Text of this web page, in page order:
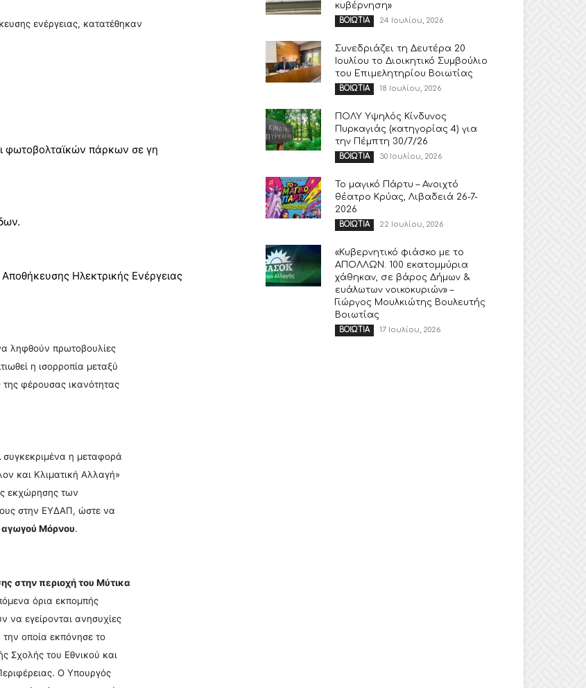
ενέργειας, κατατέθηκαν
φωτοβολταϊκών πάρκων σε γη
Ηλεκτρικής Ενέργειας
ληφθούν πρωτοβουλίες
η ισορροπία μεταξύ
της φέρουσας ικανότητας
συγκεκριμένα η μεταφορά
και Κλιματική Αλλαγή»
εκχώρησης των
στην ΕΥΔΑΠ, ώστε να
αγωγού Μόρνου.
στην περιοχή του Μύτικα
όρια εκπομπής
να εγείρονται ανησυχίες
οποία εκπόνησε το
Σχολής του Εθνικού και
Ο Υπουργός
κυβέρνηση»
ΒΟΙΩΤΙΑ 24 Ιουλίου, 2026
Συνεδριάζει τη Δευτέρα 20
Ιουλίου το Διοικητικό Συμβούλιο
του Επιμελητηρίου Βοιωτίας
ΒΟΙΩΤΙΑ 18 Ιουλίου, 2026
ΠΟΛΥ Υψηλός Κίνδυνος
Πυρκαγιάς (κατηγορίας 4) για
την Πέμπτη 30/7/26
ΒΟΙΩΤΙΑ 30 Ιουλίου, 2026
Το μαγικό Πάρτυ – Ανοιχτό
θέατρο Κρύας, Λιβαδειά 26-7-
2026
ΒΟΙΩΤΙΑ 22 Ιουλίου, 2026
«Κυβερνητικό φιάσκο με το
ΑΠΟΛΛΩΝ. 100 εκατομμύρια
χάθηκαν, σε βάρος Δήμων &
ευάλωτων νοικοκυριών» –
Γιώργος Μουλκιώτης Βουλευτής
Βοιωτίας
ΒΟΙΩΤΙΑ 17 Ιουλίου, 2026